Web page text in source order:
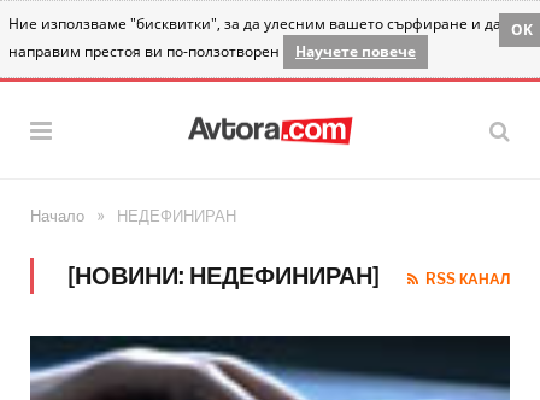
Ние използваме "бисквитки", за да улесним вашето сърфиране и да
направим престоя ви по-ползотворен
Научете повече
OK
Начало » НЕДЕФИНИРАН
[НОВИНИ: НЕДЕФИНИРАН] RSS КАНАЛ